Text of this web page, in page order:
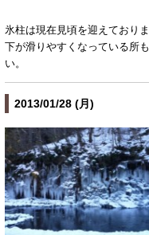
氷柱は現在見頃を迎えており
下が滑りやすくなっている所
い。
2013/01/28 (月)